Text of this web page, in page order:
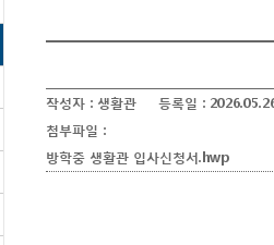
작성자 : 생활관 등록일 :
첨부파일 :
방학중 생활관 입사신청서.hwp